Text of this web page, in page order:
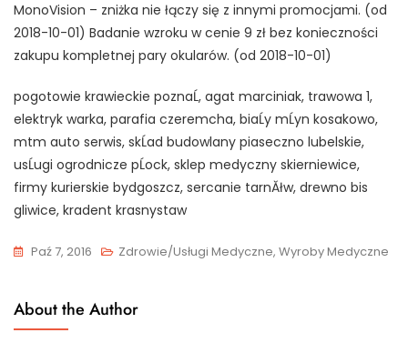
MonoVision – zniżka nie łączy się z innymi promocjami. (od
2018-10-01) Badanie wzroku w cenie 9 zł bez konieczności
zakupu kompletnej pary okularów. (od 2018-10-01)
pogotowie krawieckie poznaĹ, agat marciniak, trawowa 1,
elektryk warka, parafia czeremcha, biaĹy mĹyn kosakowo,
mtm auto serwis, skĹad budowlany piaseczno lubelskie,
usĹugi ogrodnicze pĹock, sklep medyczny skierniewice,
firmy kurierskie bydgoszcz, sercanie tarnĂłw, drewno bis
gliwice, kradent krasnystaw
Paź 7, 2016 Zdrowie/Usługi Medyczne, Wyroby Medyczne
About the Author